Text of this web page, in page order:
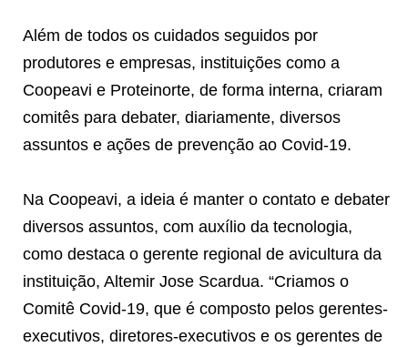
Além de todos os cuidados seguidos por
produtores e empresas, instituições como a
Coopeavi e Proteinorte, de forma interna, criaram
comitês para debater, diariamente, diversos
assuntos e ações de prevenção ao Covid-19.
Na Coopeavi, a ideia é manter o contato e debater
diversos assuntos, com auxílio da tecnologia,
como destaca o gerente regional de avicultura da
instituição, Altemir Jose Scardua. “Criamos o
Comitê Covid-19, que é composto pelos gerentes-
executivos, diretores-executivos e os gerentes de